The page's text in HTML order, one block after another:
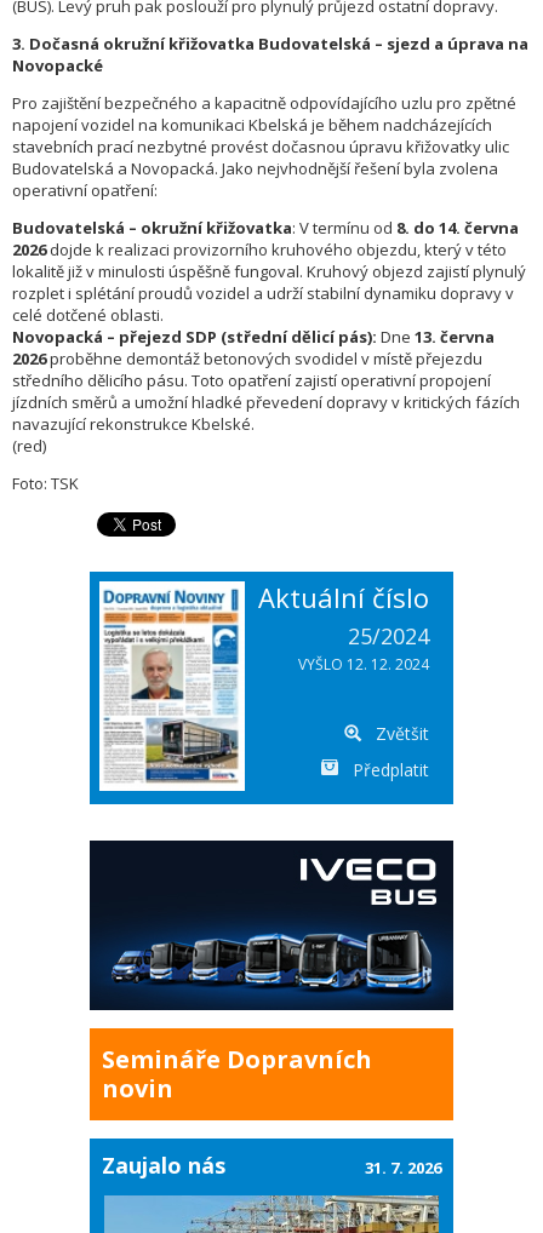
(BUS). Levý pruh pak poslouží pro plynulý průjezd ostatní dopravy.
3. Dočasná okružní křižovatka Budovatelská – sjezd a úprava na
Novopacké
Pro zajištění bezpečného a kapacitně odpovídajícího uzlu pro zpětné
napojení vozidel na komunikaci Kbelská je během nadcházejících
stavebních prací nezbytné provést dočasnou úpravu křižovatky ulic
Budovatelská a Novopacká. Jako nejvhodnější řešení byla zvolena
operativní opatření:
Budovatelská – okružní křižovatka: V termínu od 8. do 14. června
2026dojde k realizaci provizorního kruhového objezdu, který v této
lokalitě již v minulosti úspěšně fungoval. Kruhový objezd zajistí plynulý
rozplet i splétání proudů vozidel a udrží stabilní dynamiku dopravy v
celé dotčené oblasti.
Novopacká – přejezd SDP (střední dělicí pás): Dne 13. června
2026proběhne demontáž betonových svodidel v místě přejezdu
středního dělicího pásu. Toto opatření zajistí operativní propojení
jízdních směrů a umožní hladké převedení dopravy v kritických fázích
navazující rekonstrukce Kbelské.
(red)
Foto: TSK
Aktuální číslo
25/2024
VYŠLO 12. 12. 2024
Zvětšit
Předplatit
Semináře Dopravních
novin
Zaujalo nás 31. 7. 2026